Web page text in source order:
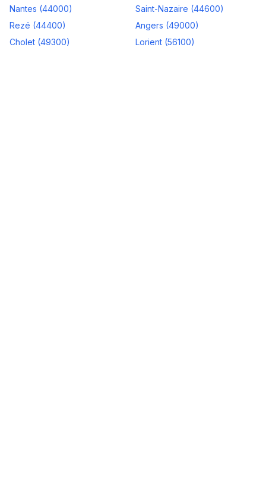
Nantes (44000) Saint-Nazaire (44600)
Rezé (44400) Angers (49000)
Cholet (49300) Lorient (56100)